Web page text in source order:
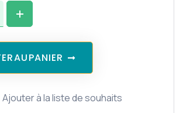
ERAUPANIER
Ajouter à la liste de souhaits